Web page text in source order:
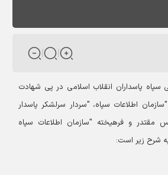
سپاه پاسداران انقلاب اسلامی در پی شهادت
اطلاعات سپاه، "سردار سرلشکر پاسدار
و فرهیخته "سازمان اطلاعات سپاه
شرح زیر است: